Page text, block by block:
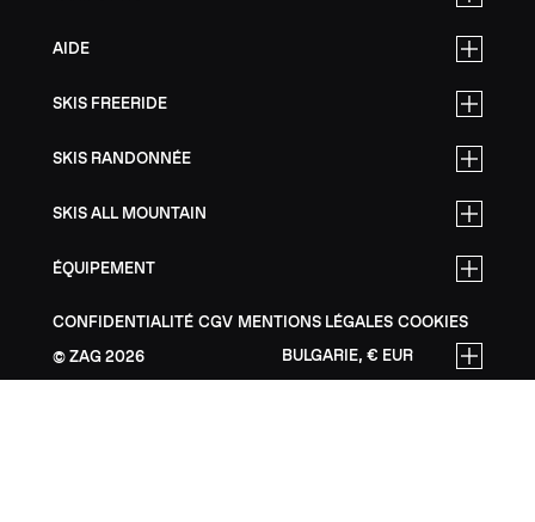
AIDE
SKIS FREERIDE
SKIS RANDONNÉE
SKIS ALL MOUNTAIN
ÉQUIPEMENT
CONFIDENTIALITÉ CGV MENTIONS LÉGALES COOKIES
ZAG 2026 BULGARIE, € EUR